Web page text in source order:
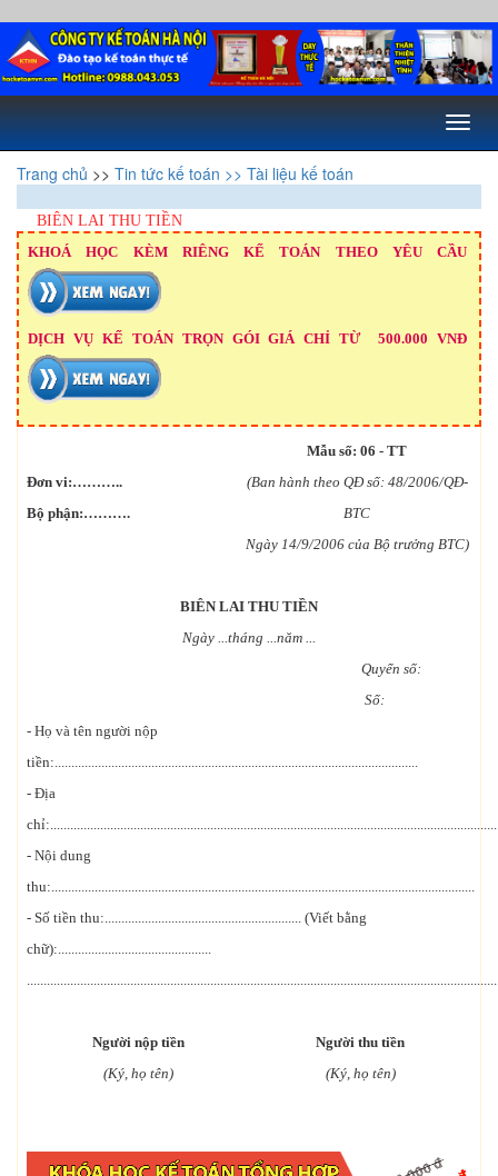
Toggle
Trang chủ >> Tin tức kế toán >> Tài liệu kế toán
BIÊN LAI THU TIỀN
KHOÁ HỌC KÈM RIÊNG KẾ TOÁN THEO YÊU CẦU
DỊCH VỤ KẾ TOÁN TRỌN GÓI GIÁ CHỈ TỪ 500.000 VNĐ
Đơn vi:………..
Bộ phận:……….
Mẫu số: 06 - TT
(Ban hành theo QĐ số: 48/2006/QĐ-
BTC
Ngày 14/9/2006 của Bộ trưởng BTC)
BIÊN LAI THU TIỀN
Ngày ...tháng ...năm ...
Quyển số:
Số:
- Họ và tên người nộp
tiền:.............................................................................................................
- Địa
- Nội dung
thu:...............................................................................................................................
- Số tiền thu:........................................................... (Viết bằng
chữ):..............................................
Người nộp tiền
(Ký, họ tên)
Người thu tiền
(Ký, họ tên)